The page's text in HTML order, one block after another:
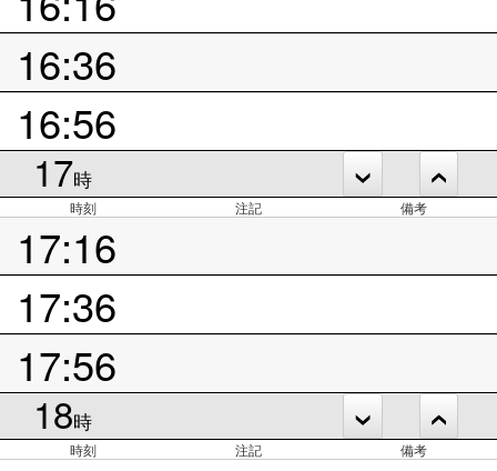
16:36
16:56
17時
時刻 注記 備考
17:16
17:36
17:56
18時
時刻 注記 備考